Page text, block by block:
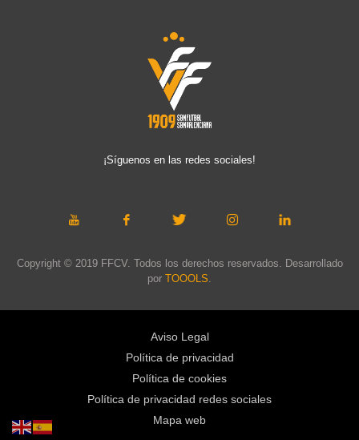
¡Síguenos en las redes sociales!
Copyright © 2019 FFCV. Todos los derechos reservados. Desarrollado
por TOOOLS.
Aviso Legal
Política de privacidad
Política de cookies
Política de privacidad redes sociales
Mapa web